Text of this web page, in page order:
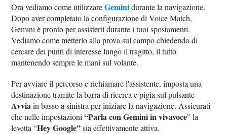
Ora vediamo come utilizzareGeminidurante la navigazione.
Dopo aver completato la configurazione di Voice Match,
Gemini è pronto per assisterti durante i tuoi spostamenti.
Vediamo come metterlo alla prova sul campo chiedendo di
cercare dei punti di interesse lungo il tragitto, il tutto
mantenendo sempre le mani sul volante.
Per avviare il percorso e richiamare l'assistente, imposta una
destinazione tramite la barra di ricerca e pigia sul pulsante
Avviain basso a sinistra per iniziare la navigazione. Assicurati
che nelle impostazioni“Parla con Gemini in vivavoce” la
levetta “Hey Google”sia effettivamente attiva.